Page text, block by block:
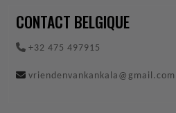
CONTACT BELGIQUE
+32 475 497915
vriendenvankankala@gmail.com